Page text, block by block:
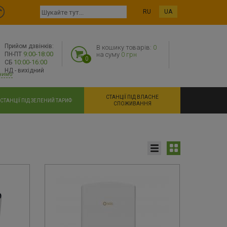
RU UA
Прийом дзвінків:
ПН-ПТ 9:00-18:00
СБ 10:00-16:00
НД - вихідний
0
В кошику товарів: 0
на суму 0 грн
СТАНЦІЇ ПІД ЗЕЛЕНИЙ ТАРИФ
СТАНЦІЇ ПІД ВЛАСНЕ
СПОЖИВАННЯ